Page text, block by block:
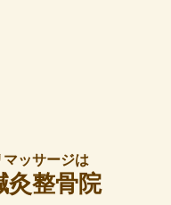
ッサージは
灸整骨院